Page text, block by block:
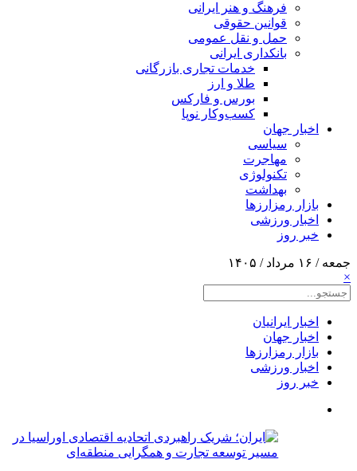
فرهنگ و هنر ایرانی
قوانین حقوقی
حمل و نقل عمومی
بانکداری ایرانی
خدمات تجاری بازرگانی
طلا و ارز
بورس و فارکس
کسب‌وکار نوپا
اخبار جهان
سیاسی
مهاجرت
تکنولوژی
بهداشت
بازار رمزارزها
اخبار ورزشی
خبر روز
جمعه / ۱۶ مرداد / ۱۴۰۵
×
اخبار ایرانیان
اخبار جهان
بازار رمزارزها
اخبار ورزشی
خبر روز